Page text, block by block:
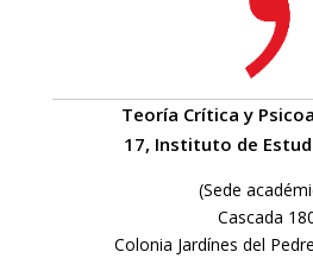
Teoría Crítica y
17, Instituto de
(Sede
Cascada
Colonia Jardínes del